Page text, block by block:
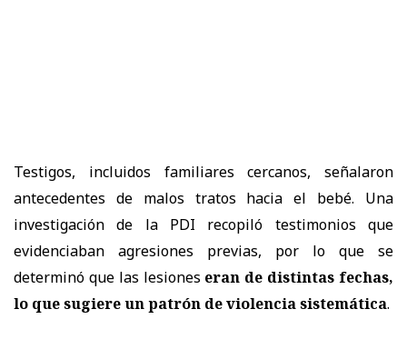
Testigos, incluidos familiares cercanos, señalaron
antecedentes de malos tratos hacia el bebé. Una
investigación de la PDI recopiló testimonios que
evidenciaban agresiones previas, por lo que se
determinó que las lesiones eran de distintas fechas,
lo que sugiere un patrón de violencia sistemática.